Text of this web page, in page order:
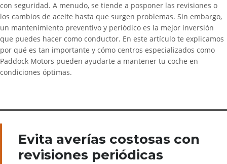
con seguridad. A menudo, se tiende a posponer las revisiones o
los cambios de aceite hasta que surgen problemas. Sin embargo,
un mantenimiento preventivo y periódico es la mejor inversión
que puedes hacer como conductor. En este artículo te explicamos
por qué es tan importante y cómo centros especializados como
Paddock Motors pueden ayudarte a mantener tu coche en
condiciones óptimas.
Evita averías costosas con
revisiones periódicas